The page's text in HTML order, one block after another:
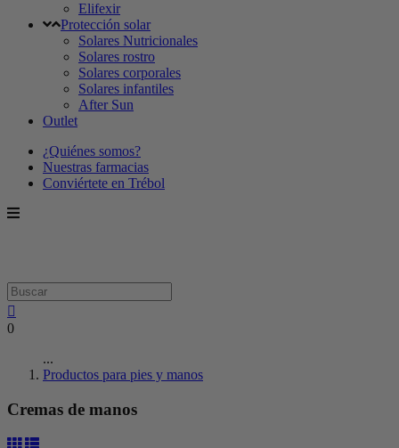
Elifexir
Protección solar
Solares Nutricionales
Solares rostro
Solares corporales
Solares infantiles
After Sun
Outlet
¿Quiénes somos?
Nuestras farmacias
Conviértete en Trébol
0
...
Productos para pies y manos
Cremas de manos